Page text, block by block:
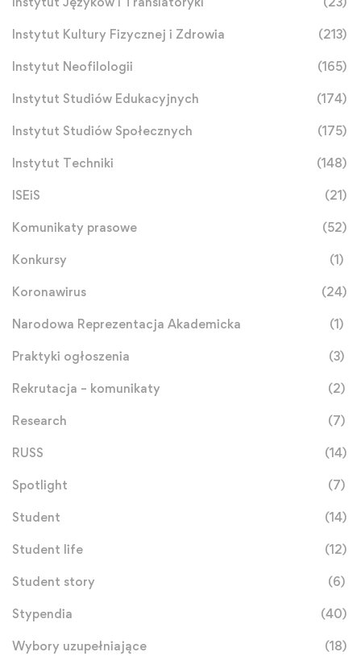
Instytut Kultury Fizycznej i Zdrowia (213)
Instytut Neofilologii (165)
Instytut Studiów Edukacyjnych (174)
Instytut Studiów Społecznych (175)
Instytut Techniki (148)
ISEiS (21)
Komunikaty prasowe (52)
Konkursy (1)
Koronawirus (24)
Narodowa Reprezentacja Akademicka (1)
Praktyki ogłoszenia (3)
Rekrutacja – komunikaty (2)
Research (7)
RUSS (14)
Spotlight (7)
Student (14)
Student life (12)
Student story (6)
Stypendia (40)
Wybory uzupełniające (18)